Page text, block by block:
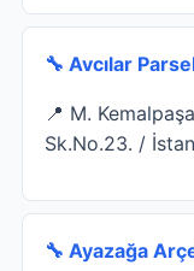
🔧 Avcılar
📍 M.
Sk.No.23. /
🔧 Ayazağa